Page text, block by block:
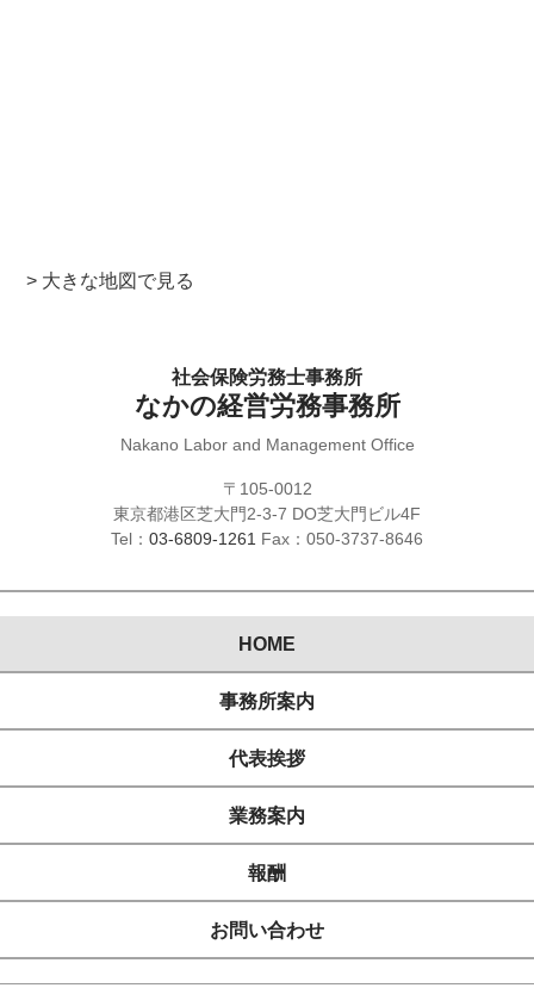
社会保険労務士事務所
なかの経営労務事務所
Nakano Labor and Management Office
〒105-0012
東京都港区芝大門2-3-7 DO芝大門ビル4F
Tel： 03-6809-1261 Fax：050-3737-8646
HOME
事務所案内
代表挨拶
業務案内
報酬
お問い合わせ
> 大きな地図で見る